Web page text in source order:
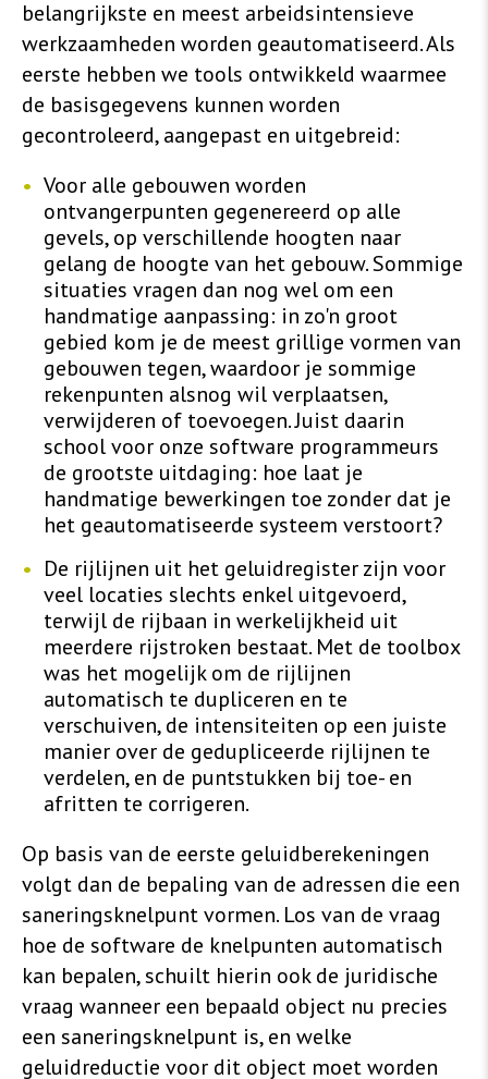
belangrijkste en meest arbeidsintensieve
werkzaamheden worden geautomatiseerd. Als
eerste hebben we tools ontwikkeld waarmee
de basisgegevens kunnen worden
gecontroleerd, aangepast en uitgebreid:
Voor alle gebouwen worden
ontvangerpunten gegenereerd op alle
gevels, op verschillende hoogten naar
gelang de hoogte van het gebouw. Sommige
situaties vragen dan nog wel om een
handmatige aanpassing: in zo'n groot
gebied kom je de meest grillige vormen van
gebouwen tegen, waardoor je sommige
rekenpunten alsnog wil verplaatsen,
verwijderen of toevoegen. Juist daarin
school voor onze software programmeurs
de grootste uitdaging: hoe laat je
handmatige bewerkingen toe zonder dat je
het geautomatiseerde systeem verstoort?
De rijlijnen uit het geluidregister zijn voor
veel locaties slechts enkel uitgevoerd,
terwijl de rijbaan in werkelijkheid uit
meerdere rijstroken bestaat. Met de toolbox
was het mogelijk om de rijlijnen
automatisch te dupliceren en te
verschuiven, de intensiteiten op een juiste
manier over de gedupliceerde rijlijnen te
verdelen, en de puntstukken bij toe- en
afritten te corrigeren.
Op basis van de eerste geluidberekeningen
volgt dan de bepaling van de adressen die een
saneringsknelpunt vormen. Los van de vraag
hoe de software de knelpunten automatisch
kan bepalen, schuilt hierin ook de juridische
vraag wanneer een bepaald object nu precies
een saneringsknelpunt is, en welke
geluidreductie voor dit object moet worden